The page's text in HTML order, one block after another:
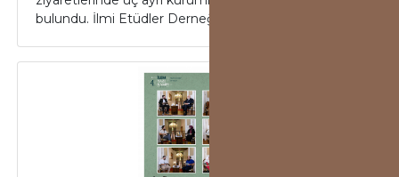
bulundu. İlmi Etüdler Derneği (İLEM) Dış İlişk...